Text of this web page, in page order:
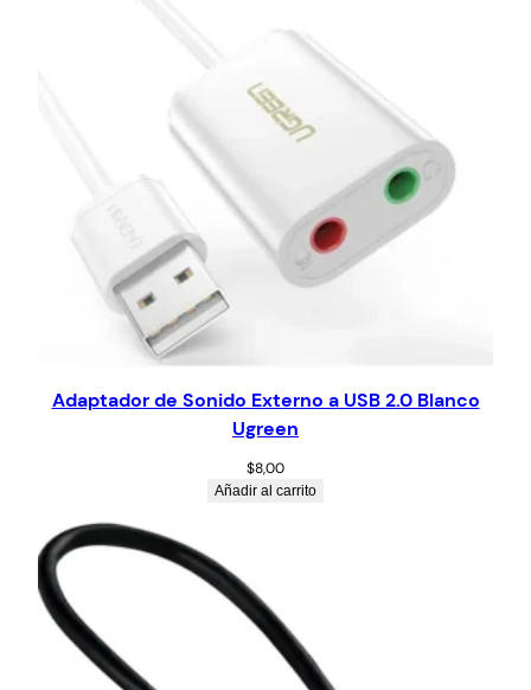
Adaptador de Sonido Externo a USB 2.0 Blanco
Ugreen
$8,00
Añadir al carrito